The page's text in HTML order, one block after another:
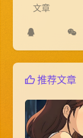
文章
推荐文章